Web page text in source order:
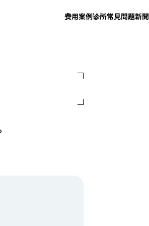
费用案例诊所常見問題新聞